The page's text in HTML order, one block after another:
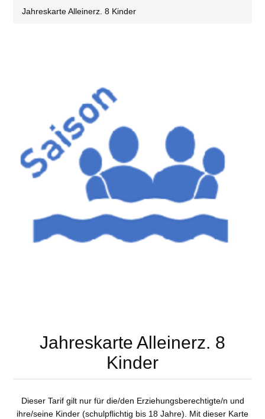
Jahreskarte Alleinerz. 8 Kinder
Jahreskarte Alleinerz. 8
Kinder
Dieser Tarif gilt nur für die/den Erziehungsberechtigte/n und
ihre/seine Kinder (schulpflichtig bis 18 Jahre). Mit dieser Karte